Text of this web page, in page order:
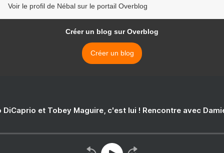
Voir le profil de Nébal sur le portail Overblog
Créer un blog sur Overblog
Créer un blog
DiCaprio et Tobey Maguire, c'est lui ! Rencontre avec